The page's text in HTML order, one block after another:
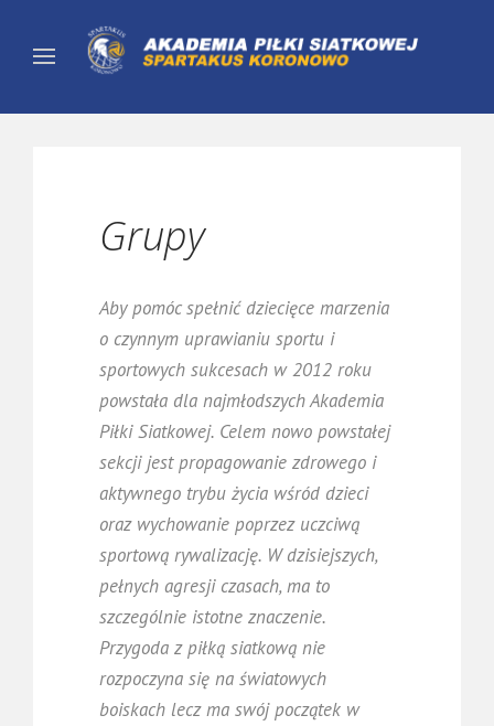
Grupy
Aby pomóc spełnić dziecięce marzenia
o czynnym uprawianiu sportu i
sportowych sukcesach w 2012 roku
powstała dla najmłodszych Akademia
Piłki Siatkowej. Celem nowo powstałej
sekcji jest propagowanie zdrowego i
aktywnego trybu życia wśród dzieci
oraz wychowanie poprzez uczciwą
sportową rywalizację. W dzisiejszych,
pełnych agresji czasach, ma to
szczególnie istotne znaczenie.
Przygoda z piłką siatkową nie
rozpoczyna się na światowych
boiskach lecz ma swój początek w